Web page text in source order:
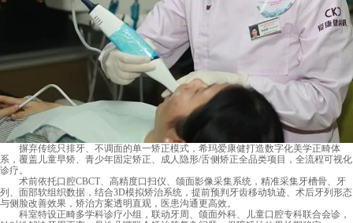
摒弃传统只排牙、不调面的单一矫正模式，希玛爱康健打造数字化美学正畸体
系，覆盖儿童早矫、青少年固定矫正、成人隐形/舌侧矫正全品类项目，全流程可视化
诊疗。
术前依托口腔CBCT、高精度口扫仪、颌面影像采集系统，精准采集牙槽骨、牙
列、面部软组织数据，结合3D模拟矫治系统，提前预判牙齿移动轨迹、术后牙列形态
与侧脸改善效果，矫治方案透明直观，医患沟通更高效。
科室特设正畸多学科诊疗小组，联动牙周、颌面外科、儿童口腔专科联合会诊，